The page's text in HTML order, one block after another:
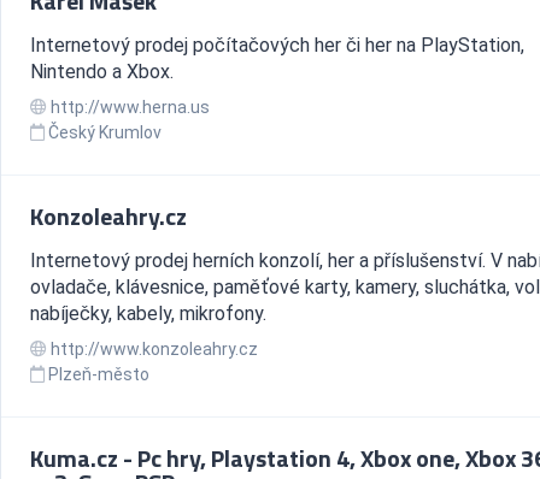
Internetový prodej počítačových her či her na PlayStation,
Nintendo a Xbox.
http://www.herna.us
Český Krumlov
Konzoleahry.cz
Internetový prodej herních konzolí, her a příslušenství. V
ovladače, klávesnice, paměťové karty, kamery, sluchátka,
nabíječky, kabely, mikrofony.
http://www.konzoleahry.cz
Plzeň-město
Kuma.cz - Pc hry, Playstation 4, Xbox one, Xbox